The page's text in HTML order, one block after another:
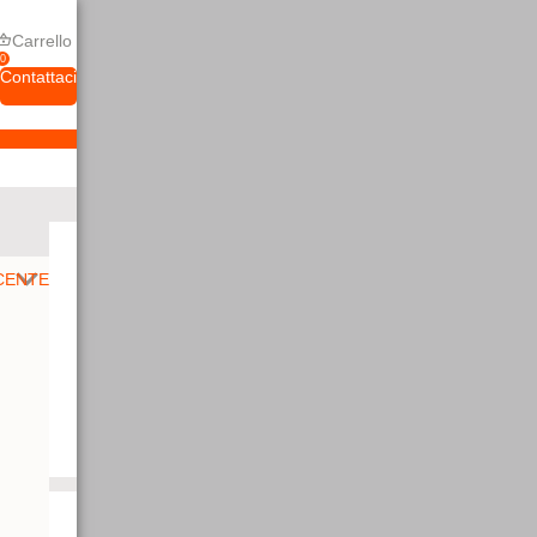
0
Carrello
Contattaci